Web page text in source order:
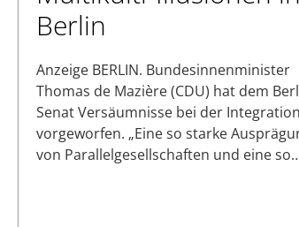
Berlin
Anzeige BERLIN. Bundesinnenminister
Thomas de Mazière (CDU) hat dem
Senat Versäumnisse bei der Integration
vorgeworfen. „Eine so starke
von Parallelgesellschaften und eine